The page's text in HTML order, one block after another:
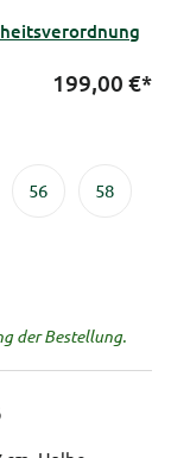
199,00 €*
56 58
der Bestellung.